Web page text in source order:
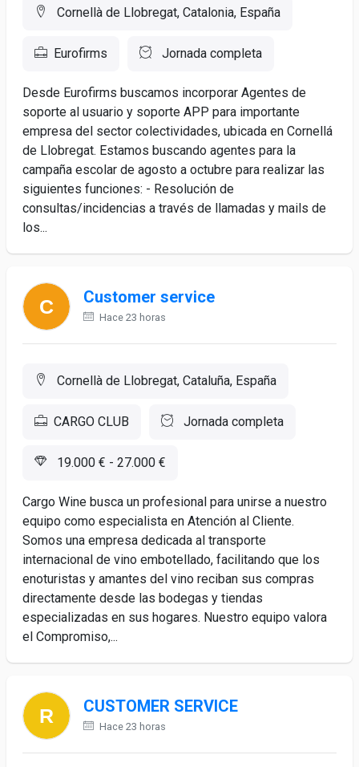
Cornellà de Llobregat, Catalonia, España
Eurofirms Jornada completa
Desde Eurofirms buscamos incorporar Agentes de
soporte al usuario y soporte APP para importante
empresa del sector colectividades, ubicada en Cornellá
de Llobregat. Estamos buscando agentes para la
campaña escolar de agosto a octubre para realizar las
siguientes funciones: - Resolución de
consultas/incidencias a través de llamadas y mails de
los...
Customer service
Hace 23 horas
Cornellà de Llobregat, Cataluña, España
CARGO CLUB Jornada completa
19.000 € - 27.000 €
Cargo Wine busca un profesional para unirse a nuestro
equipo como especialista en Atención al Cliente.
Somos una empresa dedicada al transporte
internacional de vino embotellado, facilitando que los
enoturistas y amantes del vino reciban sus compras
directamente desde las bodegas y tiendas
especializadas en sus hogares. Nuestro equipo valora
el Compromiso,...
CUSTOMER SERVICE
Hace 23 horas